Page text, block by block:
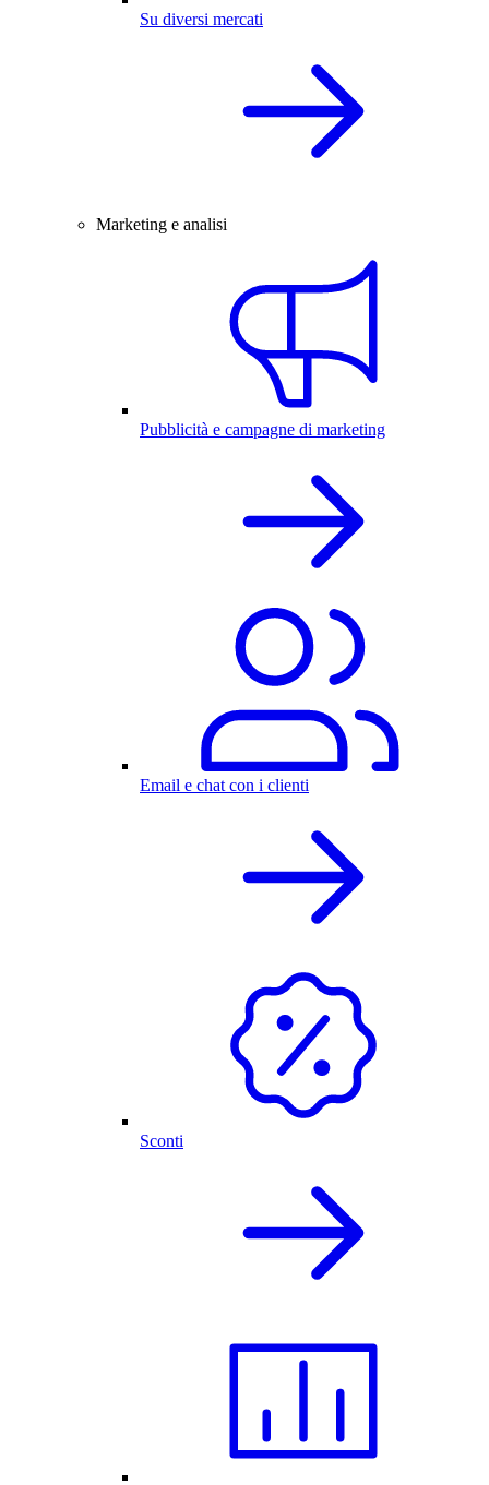
Su diversi mercati
Marketing e analisi
Pubblicità e campagne di marketing
Email e chat con i clienti
Sconti